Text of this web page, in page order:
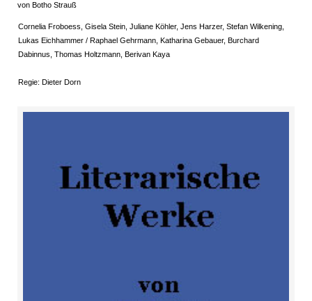
von Botho Strauß
Cornelia Froboess, Gisela Stein, Juliane Köhler, Jens Harzer, Stefan Wilkening,
Lukas Eichhammer / Raphael Gehrmann, Katharina Gebauer, Burchard
Dabinnus, Thomas Holtzmann, Berivan Kaya
Regie: Dieter Dorn